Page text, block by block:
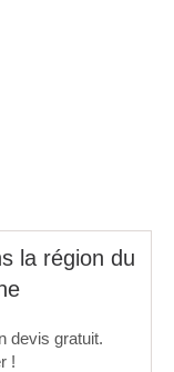
la région du
devis gratuit.
!